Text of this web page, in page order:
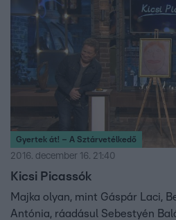
Gyertek át! – A Sztárvetélkedő
2016. december 16. 21:40
Kicsi Picassók
Majka olyan, mint Gáspár Laci,
Antónia, ráadásul Sebestyén